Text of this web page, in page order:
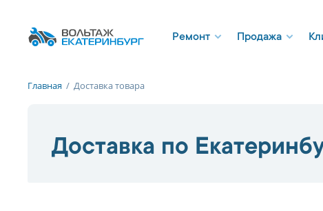
Ремонт Продажа
Главная / Доставка товара
Доставка по